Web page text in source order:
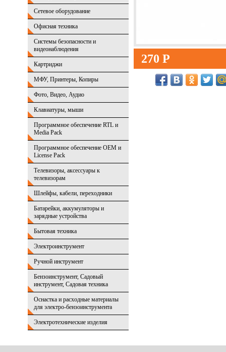
Сетевое оборудование
Офисная техника
Системы безопасности и
видеонаблюдения
Картриджи
МФУ, Принтеры, Копиры
Фото, Видео, Аудио
Клавиатуры, мыши
Программное обеспечение RTL и
Media Pack
Программное обеспечение OEM и
License Pack
Телевизоры, аксессуары к
телевизорам
Шлейфы, кабели, переходники
Батарейки, аккумуляторы и
зарядные устройства
Бытовая техника
Электроинструмент
Ручной инструмент
Бензоинструмент, Садовый
инструмент, Садовая техника
Оснастка и расходные материалы
для электро-бензоинструмента
Электротехнические изделия
270 Р